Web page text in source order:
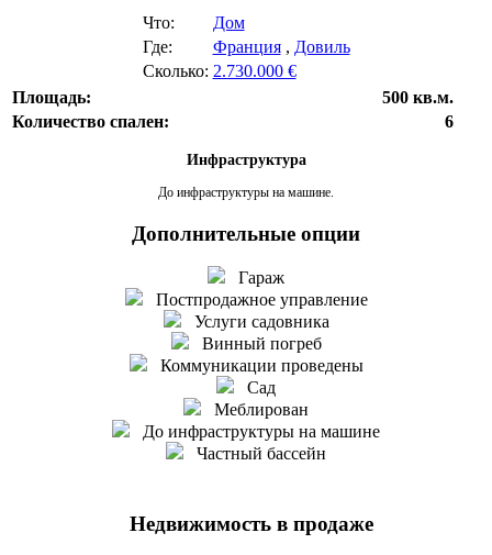
Что:
Дом
Где:
Франция, Довиль
Сколько: 2.730.000 €
Площадь:
500 кв.м.
Количество спален:
6
Инфраструктура
До инфраструктуры на машине.
Дополнительные опции
Гараж
Постпродажное управление
Услуги садовника
Винный погреб
Коммуникации проведены
Сад
Меблирован
До инфраструктуры на машине
Частный бассейн
Недвижимость в продаже